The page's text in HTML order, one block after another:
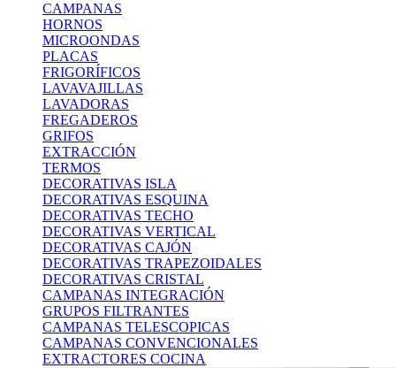
CAMPANAS
HORNOS
MICROONDAS
PLACAS
FRIGORÍFICOS
LAVAVAJILLAS
LAVADORAS
FREGADEROS
GRIFOS
EXTRACCIÓN
TERMOS
DECORATIVAS ISLA
DECORATIVAS ESQUINA
DECORATIVAS TECHO
DECORATIVAS VERTICAL
DECORATIVAS CAJÓN
DECORATIVAS TRAPEZOIDALES
DECORATIVAS CRISTAL
CAMPANAS INTEGRACIÓN
GRUPOS FILTRANTES
CAMPANAS TELESCOPICAS
CAMPANAS CONVENCIONALES
EXTRACTORES COCINA